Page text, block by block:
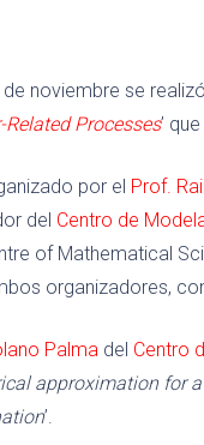
noviembre se
Processes’
por el Prof.
del Centro de
of Mathematical
organizadores,
Palma del Centro
approximation for
’.